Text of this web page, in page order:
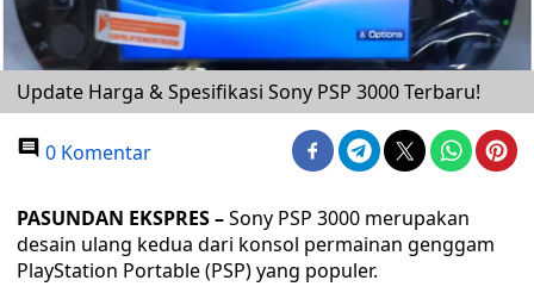
Update Harga & Spesifikasi Sony PSP 3000 Terbaru!
0 Komentar
PASUNDAN EKSPRES –Sony PSP 3000 merupakan
desain ulang kedua dari konsol permainan genggam
PlayStation Portable (PSP) yang populer.